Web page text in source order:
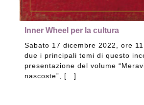
Inner Wheel per la cultura
Sabato 17 dicembre 2022, ore
due i principali temi di questo
presentazione del volume
nascoste”, [...]